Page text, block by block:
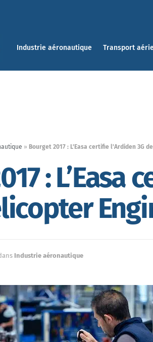
Industrie aéronautique Transport
» Bourget 2017 : L’Easa certifie l’Ardiden 3G
: L’Easa
Industrie aéronautique